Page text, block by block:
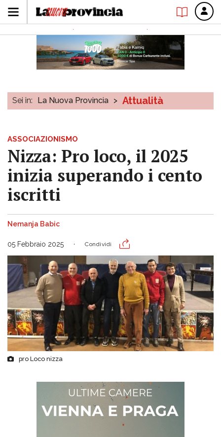
Sei in: La Nuova Provincia > Attualità
ASSOCIAZIONISMO
Nizza: Pro loco, il 2025
inizia superando i cento
iscritti
Nemanja Babic
05 Febbraio 2025 Condividi
pro Loco nizza